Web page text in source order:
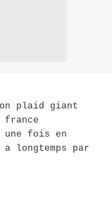
plaid giant
france
une fois en
longtemps par